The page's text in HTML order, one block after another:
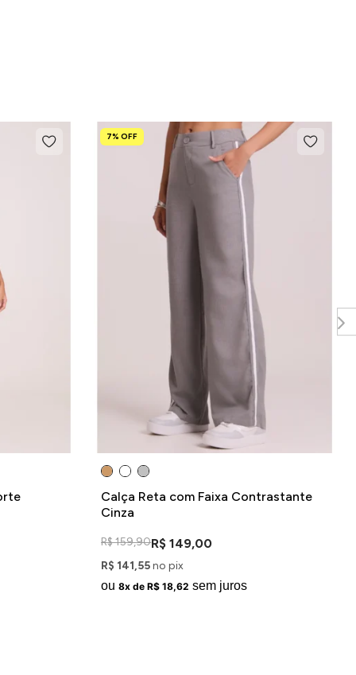
7% OFF
Calça Reta com Faixa Contrastante
Cinza
R$ 159,90R$ 149,00
R$ 141,55no pix
ou8x de R$ 18,62 sem juros